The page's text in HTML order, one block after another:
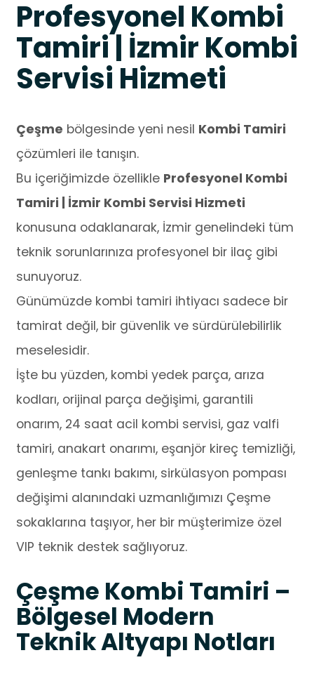
Profesyonel Kombi
Tamiri | İzmir Kombi
Servisi Hizmeti
Çeşme bölgesinde yeni nesil Kombi Tamiri
çözümleri ile tanışın.
Bu içeriğimizde özellikle Profesyonel Kombi
Tamiri | İzmir Kombi Servisi Hizmeti
konusuna odaklanarak, İzmir genelindeki tüm
teknik sorunlarınıza profesyonel bir ilaç gibi
sunuyoruz.
Günümüzde kombi tamiri ihtiyacı sadece bir
tamirat değil, bir güvenlik ve sürdürülebilirlik
meselesidir.
İşte bu yüzden, kombi yedek parça, arıza
kodları, orijinal parça değişimi, garantili
onarım, 24 saat acil kombi servisi, gaz valfi
tamiri, anakart onarımı, eşanjör kireç temizliği,
genleşme tankı bakımı, sirkülasyon pompası
değişimi alanındaki uzmanlığımızı Çeşme
sokaklarına taşıyor, her bir müşterimize özel
VIP teknik destek sağlıyoruz.
Çeşme Kombi Tamiri –
Bölgesel Modern
Teknik Altyapı Notları